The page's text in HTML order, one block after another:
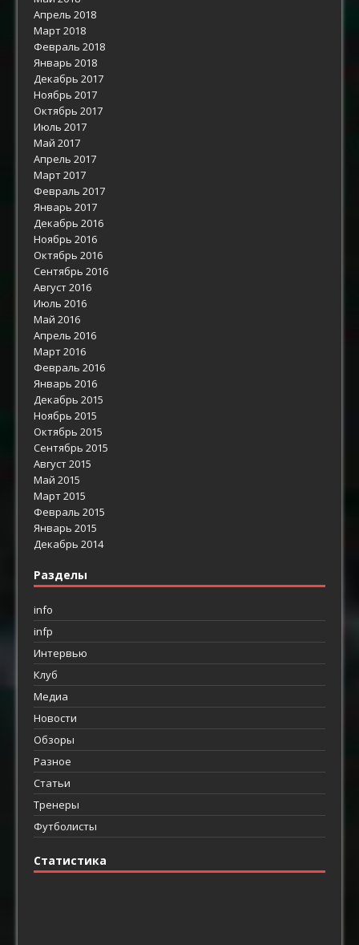
Апрель 2018
Март 2018
Февраль 2018
Январь 2018
Декабрь 2017
Ноябрь 2017
Октябрь 2017
Июль 2017
Май 2017
Апрель 2017
Март 2017
Февраль 2017
Январь 2017
Декабрь 2016
Ноябрь 2016
Октябрь 2016
Сентябрь 2016
Август 2016
Июль 2016
Май 2016
Апрель 2016
Март 2016
Февраль 2016
Январь 2016
Декабрь 2015
Ноябрь 2015
Октябрь 2015
Сентябрь 2015
Август 2015
Май 2015
Март 2015
Февраль 2015
Январь 2015
Декабрь 2014
Разделы
info
infp
Интервью
Клуб
Медиа
Новости
Обзоры
Разное
Статьи
Тренеры
Футболисты
Статистика